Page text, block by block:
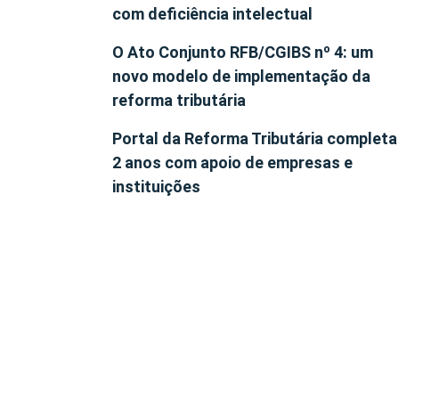
com deficiência intelectual
O Ato Conjunto RFB/CGIBS nº 4: um
novo modelo de implementação da
reforma tributária
Portal da Reforma Tributária completa
2 anos com apoio de empresas e
instituições